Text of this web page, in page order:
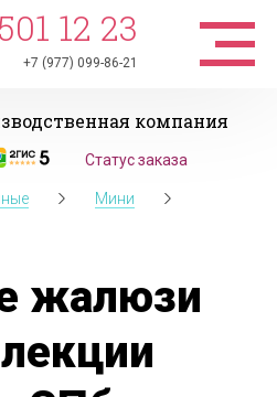
12 23
+7 (977) 099-86-21
компания
Статус заказа
Мини
жалюзи